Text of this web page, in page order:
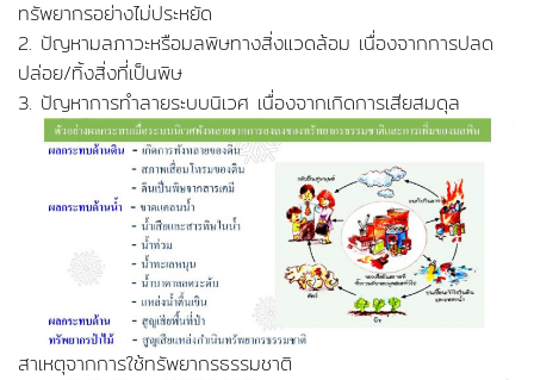
ทรัพยากรอย่างไม่ประหยัด
2. ปัญหามลภาวะหรือมลพิษทางสิ่งแวดล้อม เนื่องจากการปลด
ปล่อย/ทิ้งสิ่งที่เป็นพิษ
3. ปัญหาการทำลายระบบนิเวศ เนื่องจากเกิดการเสียสมดุล
สาเหตุจากการใช้ทรัพยากรธรรมชาติ